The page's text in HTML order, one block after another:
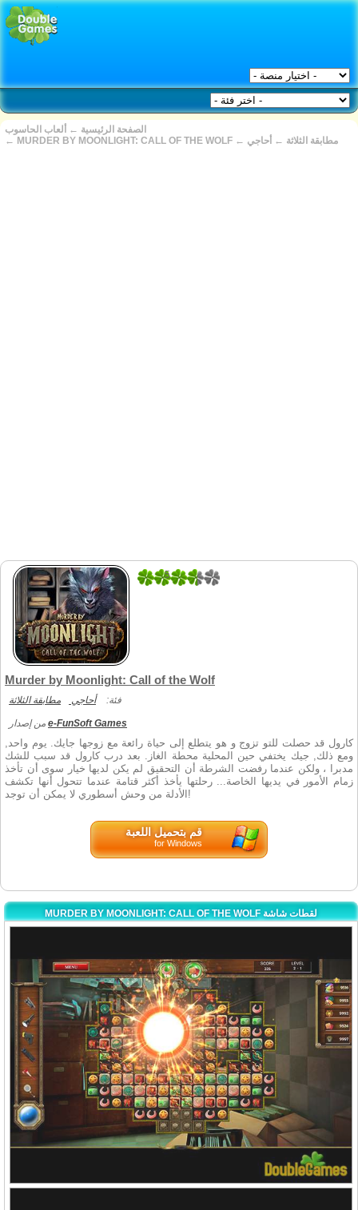
الصفحة الرئيسية ←
ألعاب الحاسوب
← MURDER BY MOONLIGHT: CALL OF THE WOLF ← مطابقة الثلاثة ← أحاجي
5
Murder by Moonlight: Call of the Wolf
فئة: أحاجي مطابقة الثلاثة
e-FunSoft Games
كارول قد حصلت للتو تزوج و هو يتطلع إلى حياة رائعة مع زوجها جايك. يوم واحد,
ومع ذلك, جيك يختفي حين المحلية محطة الغاز. بعد درب كارول قد سبب للشك
مدبرا ، ولكن عندما رفضت الشرطة أن التحقيق لم يكن لديها خيار سوى أن تأخذ
زمام الأمور في يديها الخاصة... رحلتها يأخذ أكثر قتامة عندما تتحول أنها تكشف
الأدلة من وحش أسطوري لا يمكن أن توجد!
قم بتحميل اللعبة
for Windows
MURDER BY MOONLIGHT: CALL OF THE WOLF لقطات شاشة